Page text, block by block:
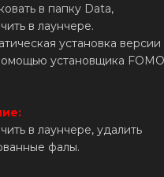
в папку Data,
в лаунчере.
установка версии
установщика
в лаунчере, удалить
фалы.